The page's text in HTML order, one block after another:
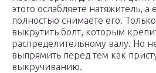
этого ослабляете натяжитель,
полностью снимаете его.
выкрутить болт, которым
распределительному валу. Но
выпрямить перед тем как
выкручиванию.